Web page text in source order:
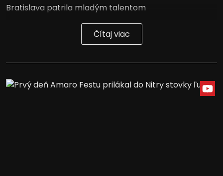
Bratislava patrila mladým talentom
Čítaj viac